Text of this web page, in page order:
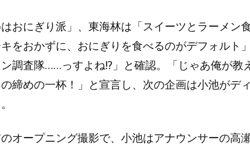
おにぎり派」、東海林は「スイーツとラーメン
をおかずに、おにぎりを食べるのがデフォルト
調査隊……っすよね!?」と確認。「じゃあ俺が教
締めの一杯！」と宣言し、次の企画は小池がデ
オープニング撮影で、小池はアナウンサーの高